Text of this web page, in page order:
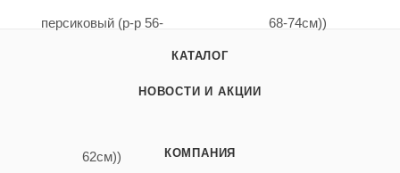
КАТАЛОГ
НОВОСТИ И АКЦИИ
КОМПАНИЯ